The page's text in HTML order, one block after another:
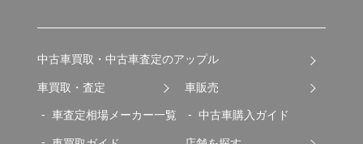
中古車買取・中古車査定のアップル
車買取・査定
車査定相場メーカー一覧
車販売
中古車購入ガイド